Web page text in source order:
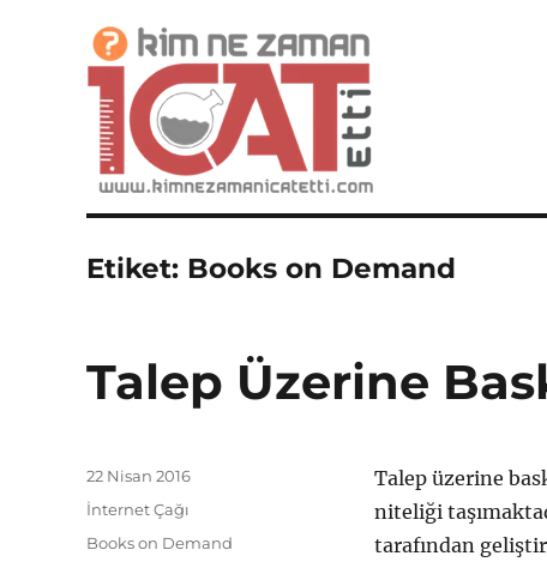
Kim Ne Zaman İcat Etti?
İcatlar, Buluşlar ve Mucitler Sitesi
Etiket: Books on Demand
Talep Üzerine
Talep üzerine
niteliği
tarafından
Yayın
tarihi
22 Nisan 2016
Kategoriler
İnternet Çağı
Etiketler
Books on Demand